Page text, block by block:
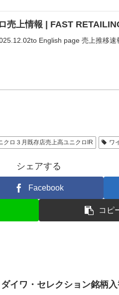
売上情報 | FAST
English page 売上推移速
クロ３月既存店売上高ユニクロIR ワ
シェアする
Facebook
コピ
ダイワ・セレクション銘柄